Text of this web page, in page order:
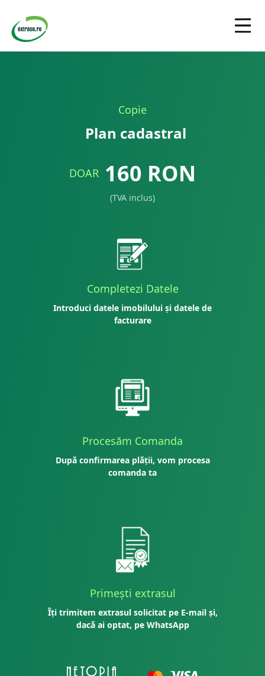
Copie
Plan cadastral
DOAR 160 RON
(TVA inclus)
Completezi Datele
Introduci datele imobilului și datele de
facturare
Procesăm Comanda
După confirmarea plății, vom procesa
comanda ta
Primești extrasul
Îți trimitem extrasul solicitat pe E-mail și,
dacă ai optat, pe WhatsApp